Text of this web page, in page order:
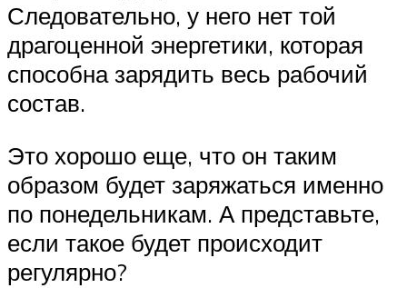
Следовательно, у него нет той
драгоценной энергетики, которая
способна зарядить весь рабочий
состав.
Это хорошо еще, что он таким
образом будет заряжаться именно
по понедельникам. А представьте,
если такое будет происходит
регулярно?